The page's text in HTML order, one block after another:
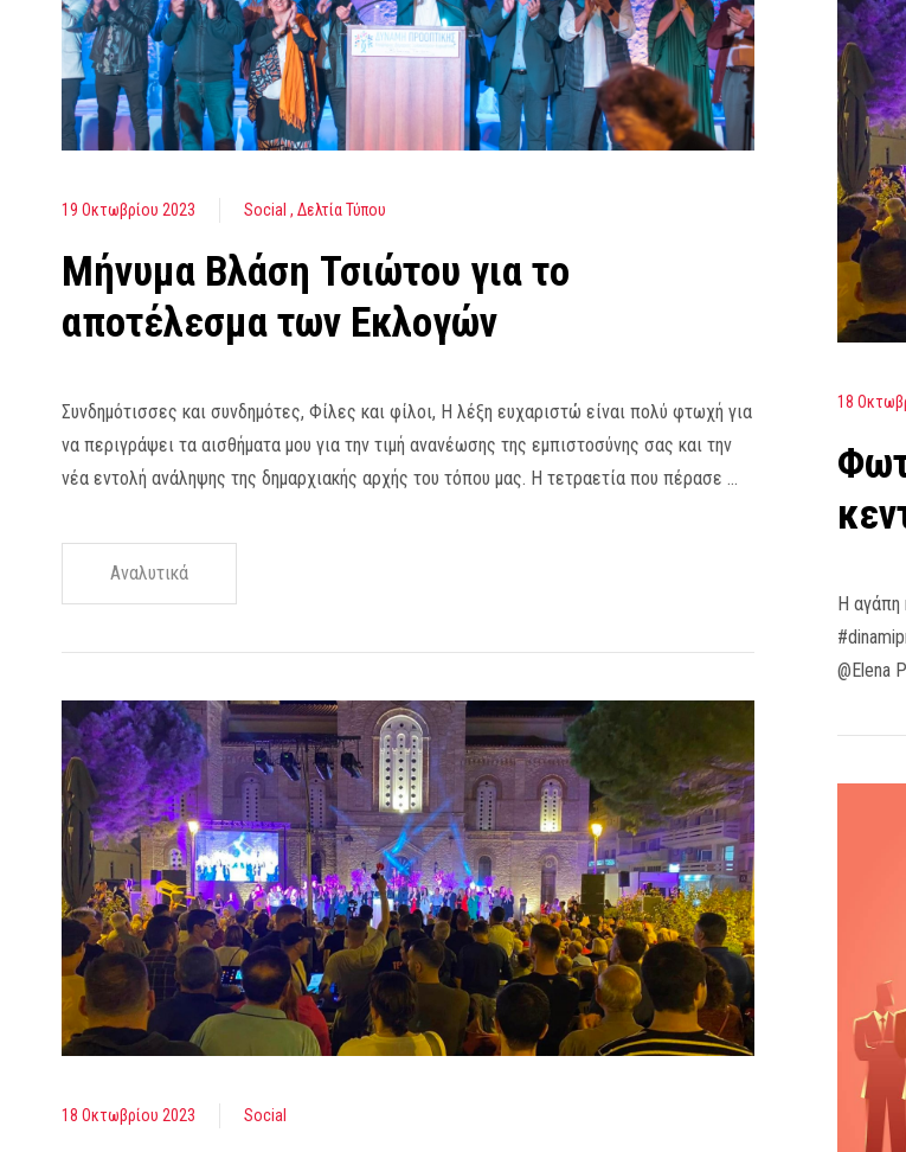
19 Οκτωβρίου 2023 Social Δελτία Τύπου
Μήνυμα Βλάση Τσιώτου για το
αποτέλεσμα των Εκλογών
Συνδημότισσες και συνδημότες, Φίλες και φίλοι, Η λέξη ευχαριστώ είναι πολύ φτωχή για
να περιγράψει τα αισθήματα μου για την τιμή ανανέωσης της εμπιστοσύνης σας και την
νέα εντολή ανάληψης της δημαρχιακής αρχής του τόπου μας. Η τετραετία που πέρασε …
Αναλυτικά
18 Οκτωβρίου 2023 Social
18
Η αγάπη
@Elena